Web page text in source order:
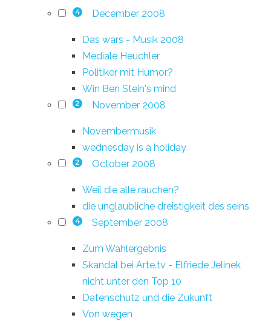
4 December 2008
Das wars - Musik 2008
Mediale Heuchler
Politiker mit Humor?
Win Ben Stein's mind
2 November 2008
Novembermusik
wednesday is a holiday
2 October 2008
Weil die alle rauchen?
die unglaubliche dreistigkeit des seins
4 September 2008
Zum Wahlergebnis
Skandal bei Arte.tv - Elfriede Jelinek
nicht unter den Top 10
Datenschutz und die Zukunft
Von wegen